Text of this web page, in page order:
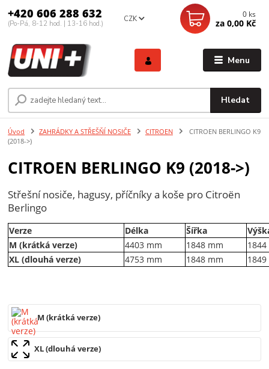
Menu
CZK
Hledat
+420 606 288 632
(Po-Pá, 8-12 hod. | 13-16 hod.)
0 ks
za 0,00 Kč
Úvod ZAHRÁDKY A STŘEŠŇÍ NOSIČE CITROEN
CITROEN BERLINGO K9
(2018->)
CITROEN BERLINGO K9 (2018->)
Střešní nosiče, hagusy, příčníky a koše pro Citroën
Berlingo
Verze Délka Šířka
M (krátká verze)
4403 mm 1848 mm
XL (dlouhá verze)
4753 mm 1848 mm
M (krátká verze)
XL (dlouhá verze)